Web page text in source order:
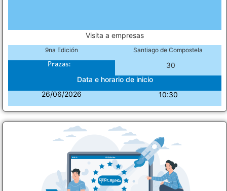
Visita a empresas
9na Edición Santiago de Compostela
Prazas:
30
Data e horario de inicio
26/06/2026
10:30